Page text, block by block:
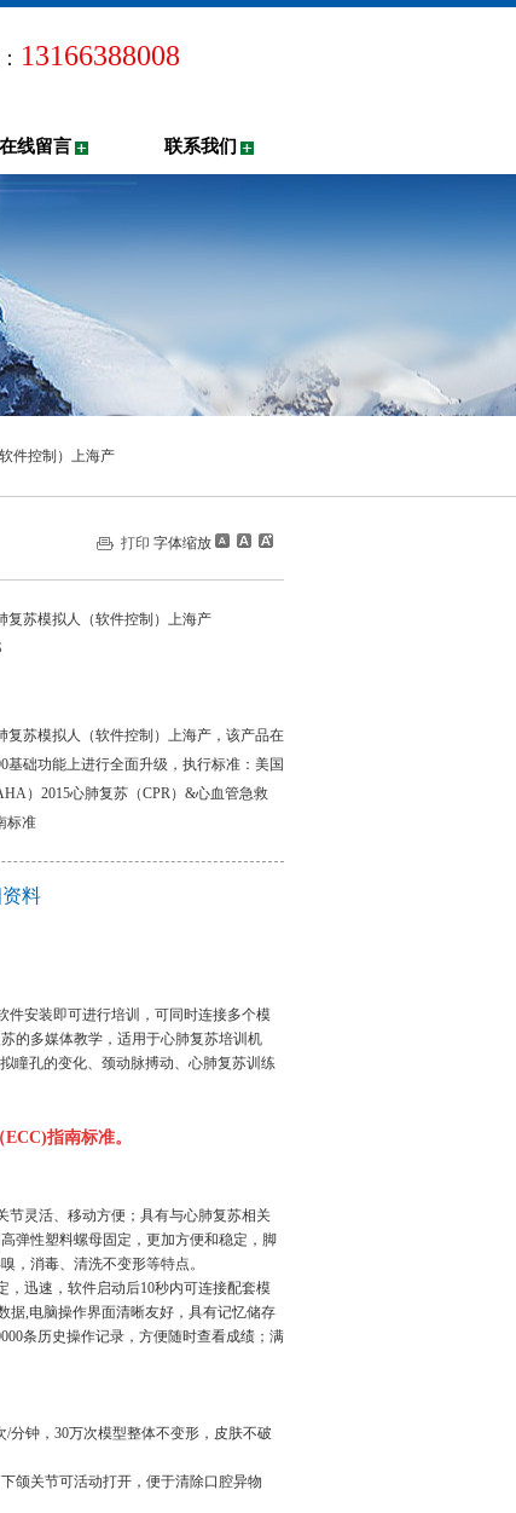
13166388008
在线留言 联系我们
件控制）上海产
打印 字体缩放
复苏模拟人（软件控制）上海产
复苏模拟人（软件控制）上海产，该产品在
基础功能上进行全面升级，执行标准：美国
）2015心肺复苏（CPR）&心血管急救
标准
料
件安装即可进行培训，可同时连接多个模
的多媒体教学，适用于心肺复苏培训机
瞳孔的变化、颈动脉搏动、心肺复苏训练
指南标准。
节灵活、移动方便；具有与心肺复苏相关
弹性塑料螺母固定，更加方便和稳定，脚
，消毒、清洗不变形等特点。
迅速，软件启动后10秒内可连接配套模
据,电脑操作界面清晰友好，具有记忆储存
条历史操作记录，方便随时查看成绩；满
/分钟，30万次模型整体不变形，皮肤不破
颌关节可活动打开，便于清除口腔异物